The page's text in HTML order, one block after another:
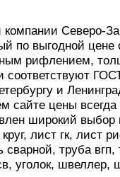
Северо-
по выгодной цене
рифлением,
соответствуют
и
сайте цены всегда
широкий выбор
круг, лист гк, лист
сварной, труба
уголок, швеллер,